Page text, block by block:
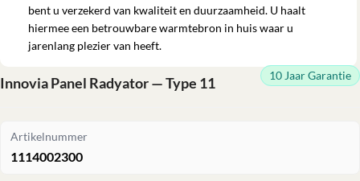
bent u verzekerd van kwaliteit en duurzaamheid. U haalt
hiermee een betrouwbare warmtebron in huis waar u
jarenlang plezier van heeft.
Innovia Panel Radyator — Type 11 10 Jaar Garantie
Artikelnummer
1114002300